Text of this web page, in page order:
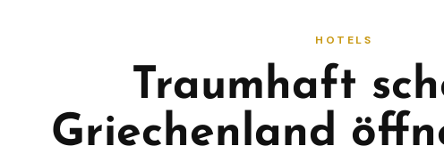
HOTELS
Traumhaft
Griechenland